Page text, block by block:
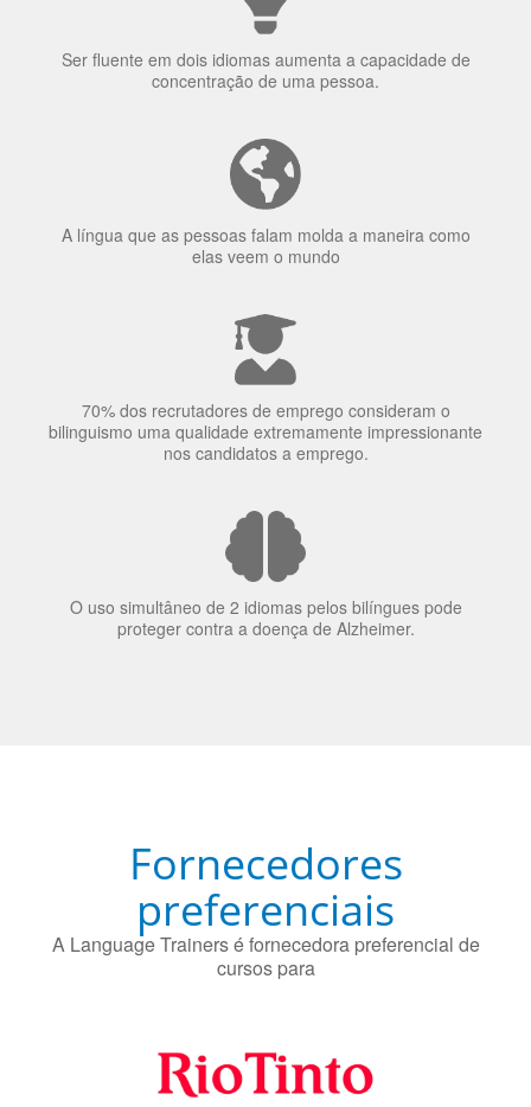
Ser fluente em dois idiomas aumenta a capacidade de
concentração de uma pessoa.
A língua que as pessoas falam molda a maneira como
elas veem o mundo
70% dos recrutadores de emprego consideram o
bilinguismo uma qualidade extremamente impressionante
nos candidatos a emprego.
O uso simultâneo de 2 idiomas pelos bilíngues pode
proteger contra a doença de Alzheimer.
Fornecedores
preferenciais
A Language Trainers é fornecedora preferencial de
cursos para